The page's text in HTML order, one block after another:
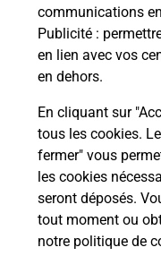
communications
Publicité :
en lien avec vos
en dehors.
En cliquant sur
tous les cookies.
fermer" vous
les cookies
seront déposés.
tout moment ou
notre politique de
En savoir plus
Questions
Comment
en ligne